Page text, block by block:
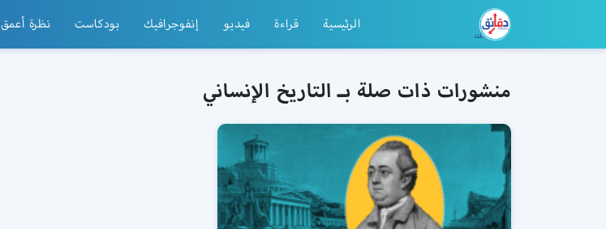
الرئيسية قراءة فيديو إنفوجرافيك بودكاست نظرة أعمق
منشورات ذات صلة بـ التاريخ الإنساني